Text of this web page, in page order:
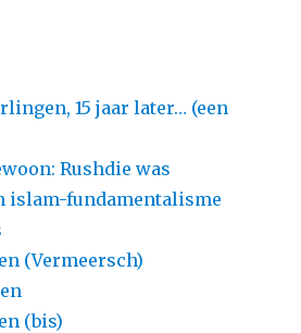
15 jaar later… (een
Rushdie was
islam-fundamentalisme
(Vermeersch)
(bis)